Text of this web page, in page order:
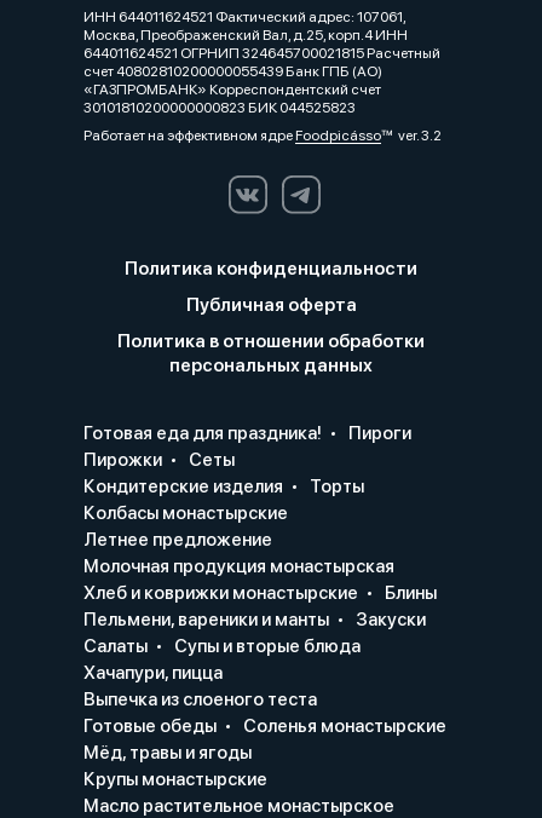
ИНН 644011624521 Фактический адрес: 107061,
Москва, Преображенский Вал, д.25, корп.4 ИНН
644011624521 ОГРНИП 324645700021815 Расчетный
счет 40802810200000055439 Банк ГПБ (АО)
«ГАЗПРОМБАНК» Корреспондентский счет
30101810200000000823 БИК 044525823
Работает на эффективном ядреFoodpicássover. 3.2
Политика конфиденциальности
Публичная оферта
Политика в отношении обработки
персональных данных
Готовая еда для праздника!
Пироги
Пирожки
Сеты
Кондитерские изделия
Торты
Колбасы монастырские
Летнее предложение
Молочная продукция монастырская
Хлеб и коврижки монастырские
Блины
Пельмени, вареники и манты
Закуски
Салаты
Супы и вторые блюда
Хачапури, пицца
Выпечка из слоеного теста
Готовые обеды
Соленья монастырские
Мёд, травы и ягоды
Крупы монастырские
Масло растительное монастырское